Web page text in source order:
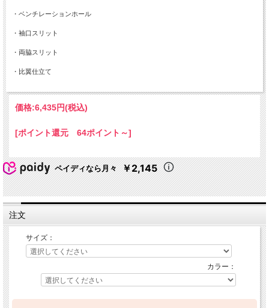
・ベンチレーションホール
・袖口スリット
・両脇スリット
・比翼仕立て
価格:6,435円(税込)
[ポイント還元 64ポイント～]
ペイディなら月々 ￥2,145
注文
サイズ：
カラー：